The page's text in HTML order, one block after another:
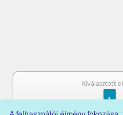
Kiválasztott
1